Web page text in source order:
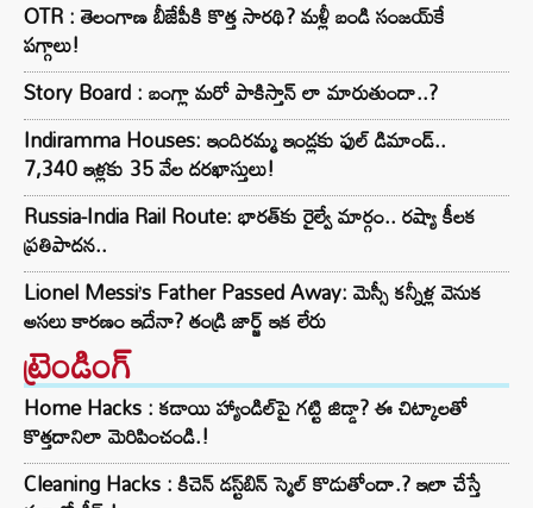
OTR : తెలంగాణ బీజేపీకి కొత్త సారథి? మళ్లీ బండి సంజయ్‌కే
పగ్గాలు!
Story Board : బంగ్లా మరో పాకిస్తాన్ లా మారుతుందా..?
Indiramma Houses: ఇందిరమ్మ ఇండ్లకు ఫుల్ డిమాండ్..
7,340 ఇళ్లకు 35 వేల దరఖాస్తులు!
Russia-India Rail Route: భారత్‌కు రైల్వే మార్గం.. రష్యా కీలక
ప్రతిపాదన..
Lionel Messi’s Father Passed Away: మెస్సీ కన్నీళ్ల వెనుక
అసలు కారణం ఇదేనా? తండ్రి జార్జ్ ఇక లేరు
ట్రెండింగ్‌
Home Hacks : కడాయి హ్యాండిల్‌పై గట్టి జిడ్డా? ఈ చిట్కాలతో
కొత్తదానిలా మెరిపించండి.!
Cleaning Hacks : కిచెన్ డస్ట్‌బిన్ స్మెల్ కొడుతోందా.? ఇలా చేస్తే